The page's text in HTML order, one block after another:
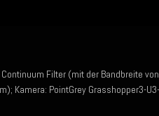
Filter (mit der Bandbreite von
Kamera: PointGrey Grasshopper3-U3-